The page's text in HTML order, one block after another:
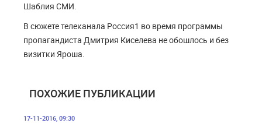
Шаблия СМИ.
В сюжете телеканала Россия1 во время программы
пропагандиста Дмитрия Киселева не обошлось и без
визитки Яроша.
ПОХОЖИЕ ПУБЛИКАЦИИ
17-11-2016, 09:30